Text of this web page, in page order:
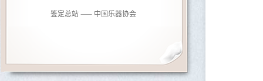
鉴定总站 —— 中国乐器协会
南京师范大学音乐学院